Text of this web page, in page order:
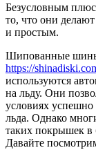
Безусловным
то, что они
и простым.
Шипованные
https://
используются
на льду. Они
условиях
льда. Однако
таких покрышек в
Давайте